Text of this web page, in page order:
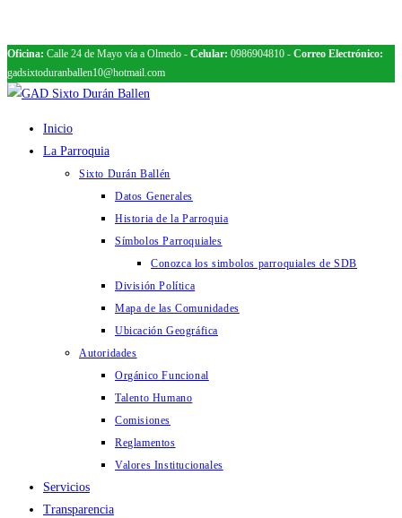
Ir
al
contenido
Oficina: Calle 24 de Mayo vía a Olmedo - Celular: 0986904810 - Correo Electrónico:
gadsixtoduranballen10@hotmail.com
Inicio
La Parroquia
Sixto Durán Ballén
Datos Generales
Historia de la Parroquia
Símbolos Parroquiales
Conozca los simbolos parroquiales de SDB
División Política
Mapa de las Comunidades
Ubicación Geográfica
Autoridades
Orgánico Funcional
Talento Humano
Comisiones
Reglamentos
Valores Institucionales
Servicios
Transparencia